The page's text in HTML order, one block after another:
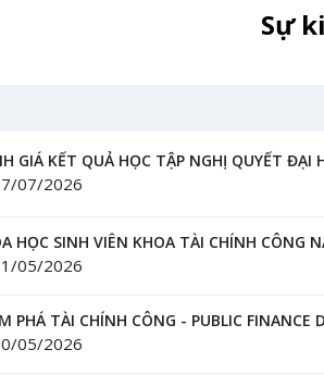
Sự
GIÁ KẾT QUẢ HỌC TẬP NGHỊ QUYẾT ĐẠI
07/2026
HỌC SINH VIÊN KHOA TÀI CHÍNH CÔNG
05/2026
PHÁ TÀI CHÍNH CÔNG - PUBLIC FINANCE
05/2026